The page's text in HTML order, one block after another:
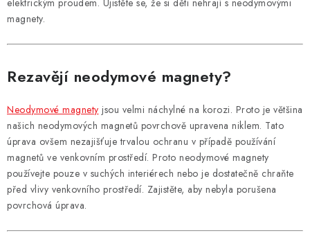
elektrickým proudem. Ujistěte se, že si děti nehrají s neodymovými
magnety.
Rezavějí neodymové magnety?
Neodymové magnety jsou velmi náchylné na korozi. Proto je většina
našich neodymových magnetů povrchově upravena niklem. Tato
úprava ovšem nezajišťuje trvalou ochranu v případě používání
magnetů ve venkovním prostředí. Proto neodymové magnety
používejte pouze v suchých interiérech nebo je dostatečně chraňte
před vlivy venkovního prostředí. Zajistěte, aby nebyla porušena
povrchová úprava.